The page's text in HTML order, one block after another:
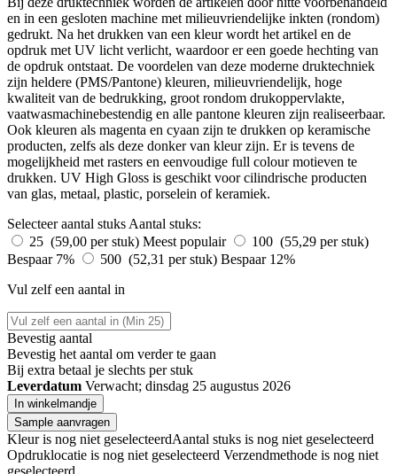
en in een gesloten machine met milieuvriendelijke inkten (rondom)
gedrukt. Na het drukken van een kleur wordt het artikel en de
opdruk met UV licht verlicht, waardoor er een goede hechting van
de opdruk ontstaat. De voordelen van deze moderne druktechniek
zijn heldere (PMS/Pantone) kleuren, milieuvriendelijk, hoge
kwaliteit van de bedrukking, groot rondom drukoppervlakte,
vaatwasmachinebestendig en alle pantone kleuren zijn realiseerbaar.
Ook kleuren als magenta en cyaan zijn te drukken op keramische
producten, zelfs als deze donker van kleur zijn. Er is tevens de
mogelijkheid met rasters en eenvoudige full colour motieven te
drukken. UV High Gloss is geschikt voor cilindrische producten
van glas, metaal, plastic, porselein of keramiek.
Selecteer aantal stuks Aantal stuks:
25 (59,00 per stuk) Meest populair
100 (55,29 per stuk)
Bespaar 7%
500 (52,31 per stuk) Bespaar 12%
Vul zelf een aantal in
Bevestig aantal
Bevestig het aantal om verder te gaan
Bij extra betaal je slechts per stuk
Leverdatum Verwacht; dinsdag 25 augustus 2026
In winkelmandje
Sample aanvragen
Kleur is nog niet geselecteerdAantal stuks is nog niet geselecteerd
Opdruklocatie is nog niet geselecteerd Verzendmethode is nog niet
geselecteerd